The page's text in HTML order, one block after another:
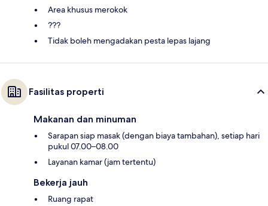
Area khusus merokok
???
Tidak boleh mengadakan pesta lepas lajang
Fasilitas properti
Makanan dan minuman
Sarapan siap masak (dengan biaya tambahan), setiap hari
pukul 07.00–08.00
Layanan kamar (jam tertentu)
Bekerja jauh
Ruang rapat